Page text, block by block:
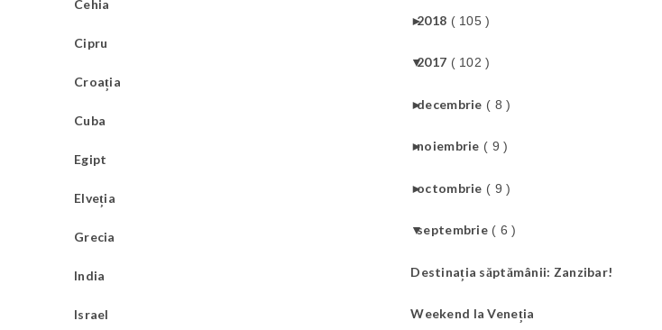
Cehia
Cipru
Croația
Cuba
Egipt
Elveția
Grecia
India
Israel
►
2018 ( 105 )
▼
2017 ( 102 )
►
decembrie ( 8 )
►
noiembrie ( 9 )
►
octombrie ( 9 )
▼
septembrie ( 6 )
Destinația săptămânii: Zanzibar!
Weekend la Veneția